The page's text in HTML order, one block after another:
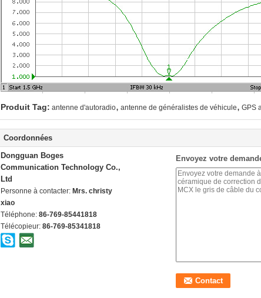
Produit Tag: antenne d'autoradio, antenne de généralistes de véhicule, GPS
Coordonnées
Dongguan Boges
Communication Technology Co.,
Ltd
Personne à contacter: Mrs. christy
xiao
Téléphone: 86-769-85441818
Télécopieur: 86-769-85341818
Envoyez votre